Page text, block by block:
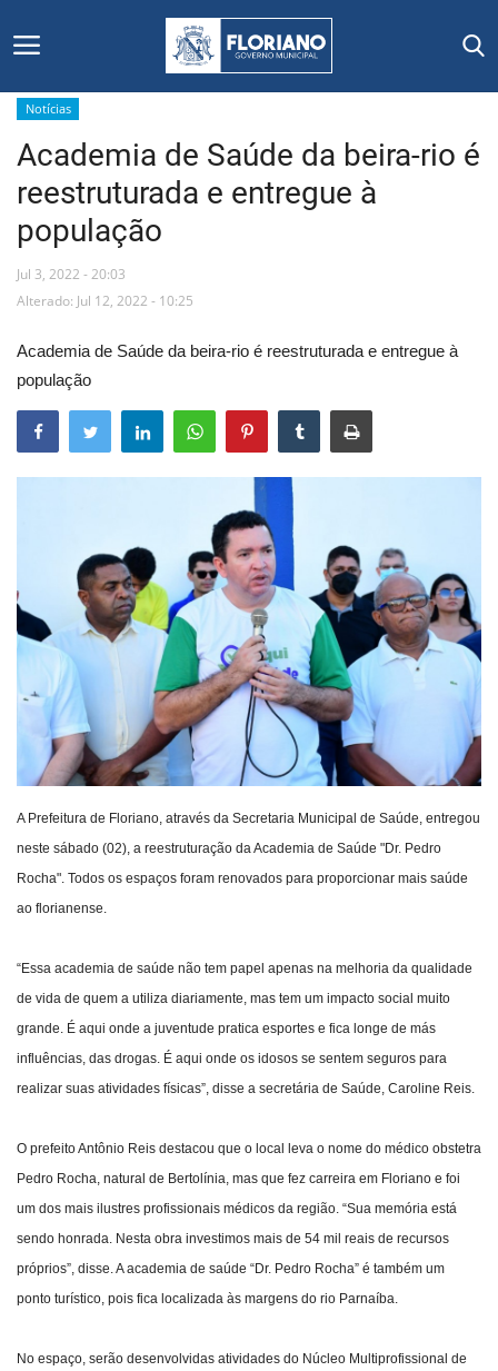
Início
Editais
Floriano
Mural de Licitações
Notícias
Contato
Notícias
Academia de Saúde da beira-rio é
reestruturada e entregue à
população
Jul 3, 2022 - 20:03
Alterado: Jul 12, 2022 - 10:25
Academia de Saúde da beira-rio é reestruturada e entregue à
população
A Prefeitura de Floriano, através da Secretaria Municipal de Saúde, entregou
neste sábado (02), a reestruturação da Academia de Saúde "Dr. Pedro
Rocha". Todos os espaços foram renovados para proporcionar mais saúde
ao florianense.
“Essa academia de saúde não tem papel apenas na melhoria da qualidade
de vida de quem a utiliza diariamente, mas tem um impacto social muito
grande. É aqui onde a juventude pratica esportes e fica longe de más
influências, das drogas. É aqui onde os idosos se sentem seguros para
realizar suas atividades físicas”, disse a secretária de Saúde, Caroline Reis.
O prefeito Antônio Reis destacou que o local leva o nome do médico obstetra
Pedro Rocha, natural de Bertolínia, mas que fez carreira em Floriano e foi
um dos mais ilustres profissionais médicos da região. “Sua memória está
sendo honrada. Nesta obra investimos mais de 54 mil reais de recursos
próprios”, disse. A academia de saúde “Dr. Pedro Rocha” é também um
ponto turístico, pois fica localizada às margens do rio Parnaíba.
No espaço, serão desenvolvidas atividades do Núcleo Multiprofissional de